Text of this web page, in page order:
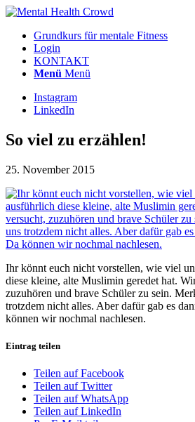
Grundkurs für mentale Fitness
Login
KONTAKT
Menü Menü
Instagram
LinkedIn
So viel zu erzählen!
25. November 2015
Ihr könnt euch nicht vorstellen, wie viel
diese kleine, alte Muslimin geredet hat.
zuzuhören und brave Schüler zu sein.
trotzdem nicht alles. Aber dafür gab es
können wir nochmal nachlesen.
Eintrag teilen
Teilen auf Facebook
Teilen auf Twitter
Teilen auf WhatsApp
Teilen auf LinkedIn